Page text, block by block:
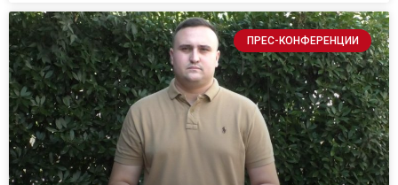
ПРЕС-КОНФЕРЕНЦИИ